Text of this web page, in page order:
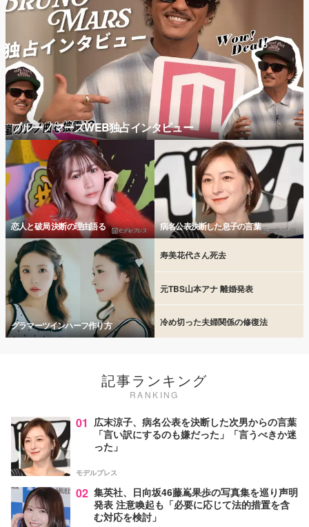
ブルーノマーズWEB独占インタビュー
恋人と破局 決断の理由語る 病名公表決断した息子の言葉
グラマーツインハーフ作り方
寿美花代さん死去
元TBS山本アナ 離婚発表
冷め切った夫婦関係の修復法
記事ランキング
RANKING
01 広末涼子、病名公表を決断した次男からの言葉
「言い訳にするのも嫌だった」「言うべきか迷
った」
モデルプレス
02 集英社、日向坂46藤嶌果歩の写真集を巡り声明
発表 注意喚起も「必要に応じて法的措置を含
む対応を検討」